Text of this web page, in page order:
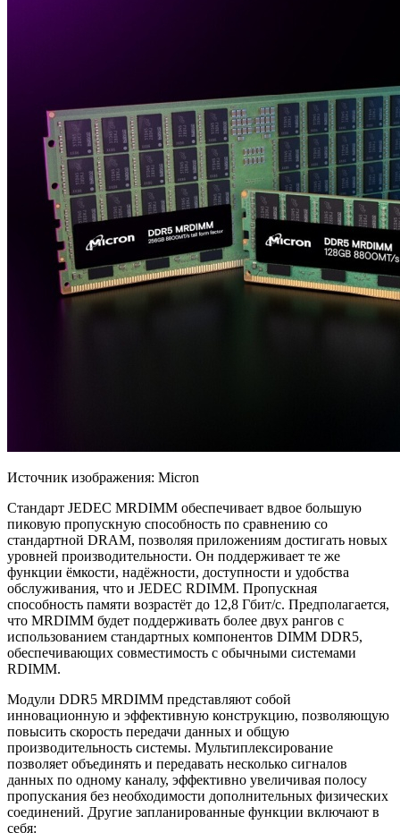
Источник изображения: Micron
Стандарт JEDEC MRDIMM обеспечивает вдвое большую
пиковую пропускную способность по сравнению со
стандартной DRAM, позволяя приложениям достигать новых
уровней производительности. Он поддерживает те же
функции ёмкости, надёжности, доступности и удобства
обслуживания, что и JEDEC RDIMM. Пропускная
способность памяти возрастёт до 12,8 Гбит/с. Предполагается,
что MRDIMM будет поддерживать более двух рангов с
использованием стандартных компонентов DIMM DDR5,
обеспечивающих совместимость с обычными системами
RDIMM.
Модули DDR5 MRDIMM представляют собой
инновационную и эффективную конструкцию, позволяющую
повысить скорость передачи данных и общую
производительность системы. Мультиплексирование
позволяет объединять и передавать несколько сигналов
данных по одному каналу, эффективно увеличивая полосу
пропускания без необходимости дополнительных физических
соединений. Другие запланированные функции включают в
себя: